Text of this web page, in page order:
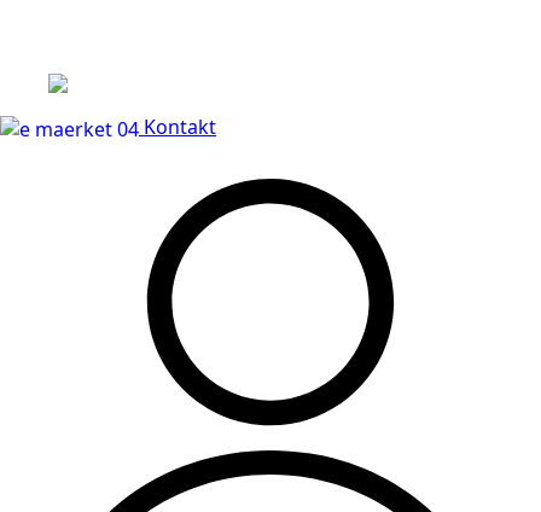
Kontakt